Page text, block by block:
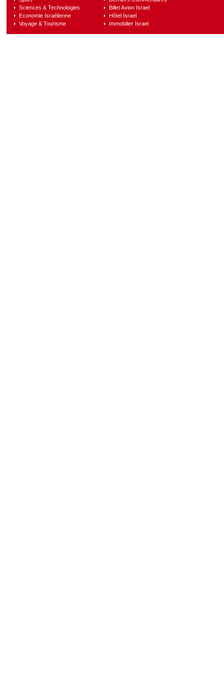
Sciences & Technologies
Economie Israélienne
Voyage & Tourisme
Billet Avion Israel
Hôtel Israel
Immobilier Israel